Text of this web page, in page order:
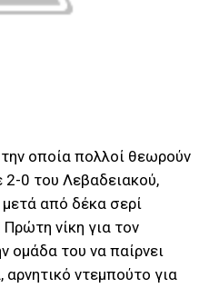
οποία πολλοί θεωρούν
2-0 του Λεβαδειακού,
από δέκα σερί
νίκη για τον
ομάδα του να παίρνει
ντεμπούτο για